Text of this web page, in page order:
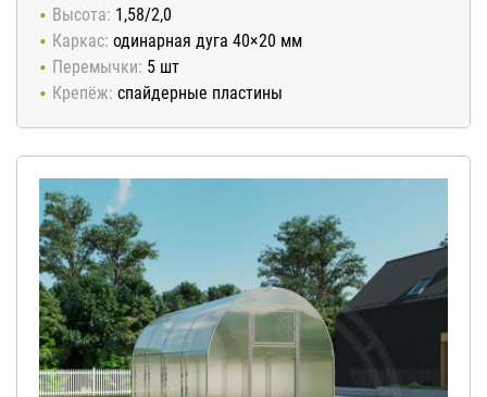
Высота: 1,58/2,0
Каркас: одинарная дуга 40×20 мм
Перемычки: 5 шт
Крепёж: спайдерные пластины